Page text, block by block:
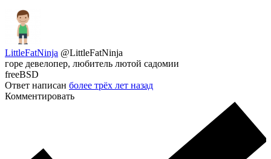
LittleFatNinja @LittleFatNinja
горе девелопер, любитель лютой садомии
freeBSD
Ответ написан более трёх лет назад
Комментировать